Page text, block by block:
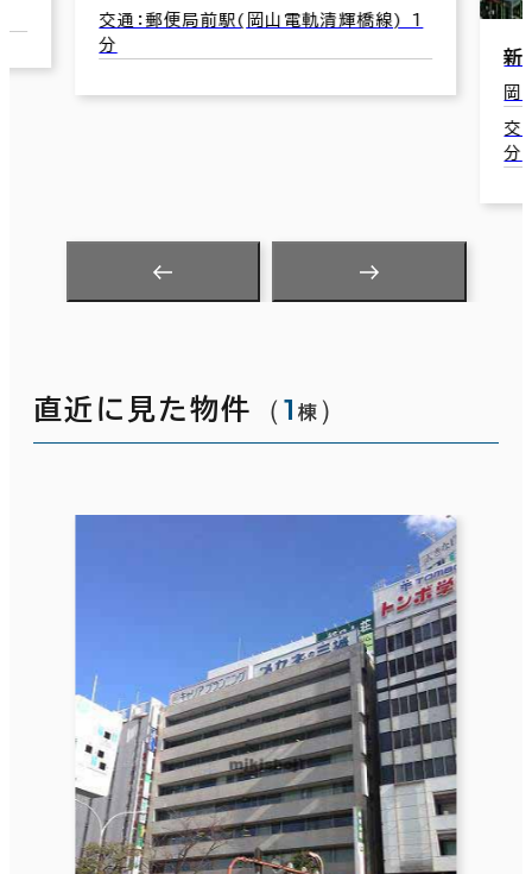
前駅(岡山電軌清輝橋線) 1
新岡山ビル
岡山県岡山市北区中山
交通：郵便局前駅(岡山
直近に見た物件 （1 棟 ）